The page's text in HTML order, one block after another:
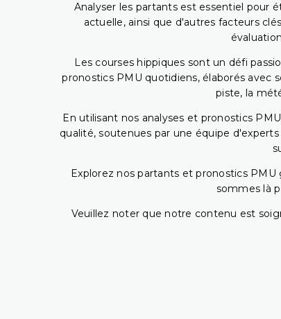
Analyser les partants est essentiel pour
actuelle, ainsi que d'autres facteurs
Les courses hippiques sont un défi
pronostics PMU quotidiens, élaborés avec
piste, la
En utilisant nos analyses et pronostics
qualité, soutenues par une équipe
Explorez nos partants et pronostics
sommes là
Veuillez noter que notre contenu est